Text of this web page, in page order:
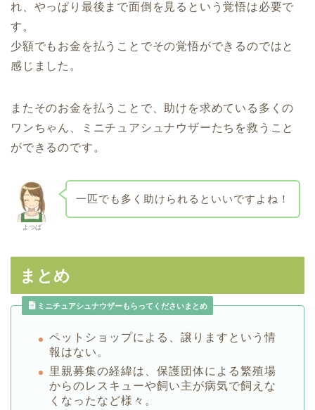
れ、やっぱり最後まで面倒を見るという覚悟は必要で
す。
少額でもお金を払うことでその覚悟ができるのではと
感じました。
またそのお金を払うことで、助けを求めている多くの
ワンちゃん、ミニチュアシュナウザーたちを救うこと
ができるのです。
よつば
一匹でも多く助けられるといいですよね！
まとめ
ミニチュアシュナウザーもらってくださいまとめ
ペットショップによる、譲りますという情
報はない。
里親募集の経緯は、保護団体による繁殖場
からのレスキューや飼い主が病気で飼えな
くなったなど様々。